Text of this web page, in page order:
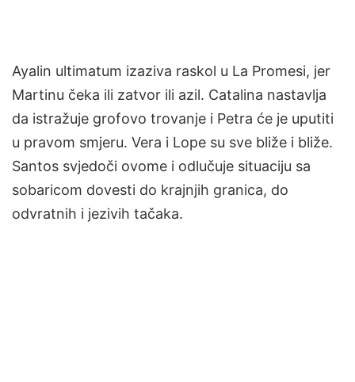
Ayalin ultimatum izaziva raskol u La Promesi, jer
Martinu čeka ili zatvor ili azil. Catalina nastavlja
da istražuje grofovo trovanje i Petra će je uputiti
u pravom smjeru. Vera i Lope su sve bliže i bliže.
Santos svjedoči ovome i odlučuje situaciju sa
sobaricom dovesti do krajnjih granica, do
odvratnih i jezivih tačaka.